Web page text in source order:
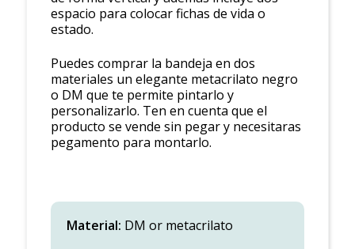
espacio para colocar fichas de vida o
estado.
Puedes comprar la bandeja en dos
materiales un elegante metacrilato negro
o DM que te permite pintarlo y
personalizarlo. Ten en cuenta que el
producto se vende sin pegar y necesitaras
pegamento para montarlo.
Material: DM or metacrilato